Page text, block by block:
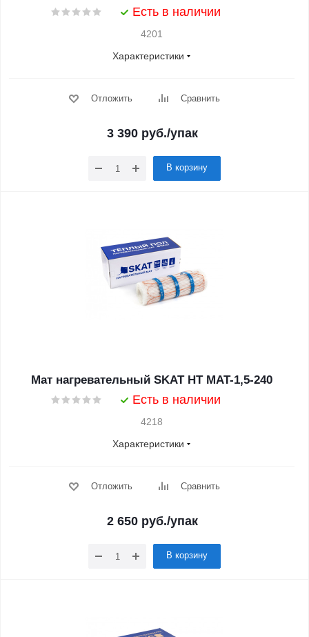
Есть в наличии
4201
Характеристики
Отложить Сравнить
3 390руб./упак
В корзину
Мат нагревательный SKAT HT MAT-1,5-240
Есть в наличии
4218
Характеристики
Отложить Сравнить
2 650руб./упак
В корзину